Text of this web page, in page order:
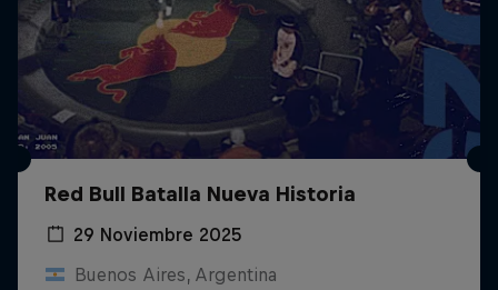
Red Bull Batalla Nueva Historia
29 Noviembre 2025
Buenos Aires, Argentina